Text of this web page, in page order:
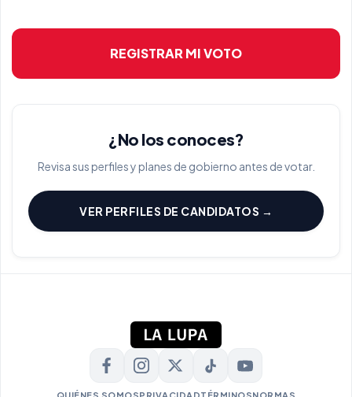
REGISTRAR MI VOTO
¿No los conoces?
Revisa sus perfiles y planes de gobierno antes de votar.
VER PERFILES DE CANDIDATOS →